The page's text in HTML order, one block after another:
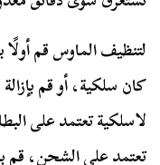
لتنظيف الماوس قم أولًا
كان سلكية، أو قم
لاسلكية تعتمد على
تعتمد على الشحن، قم